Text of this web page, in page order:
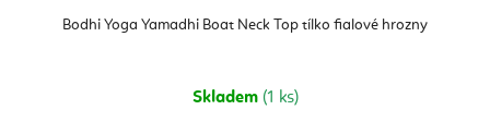
Bodhi Yoga Yamadhi Boat Neck Top tílko fialové hrozny
Skladem (1 ks)